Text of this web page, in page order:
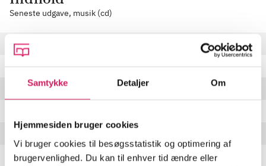
Samtykke Detaljer Om
Hjemmesiden bruger cookies
Vi bruger cookies til besøgsstatistik og optimering af
brugervenlighed. Du kan til enhver tid ændre eller
Seneste udgave, musik (cd)
Pistol blues
Three time lover with Duke Robillard
Jealous